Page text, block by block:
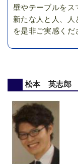
壁やテーブルをス
新たな人と人、人
を是非ご実感くだ
松本 英志郎